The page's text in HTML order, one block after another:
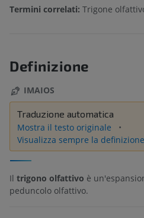
Termini correlati: Trigone
Definizione
IMAIOS
Traduzione automatica
Mostra il testo originale
Visualizza sempre la
Il trigono olfattivo è
peduncolo olfattivo.